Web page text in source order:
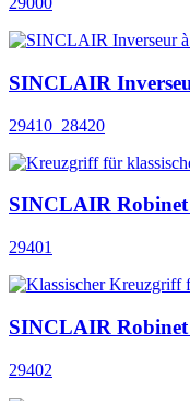
SINCLAIR
29410_28420
SINCLAIR
29401
SINCLAIR
29402